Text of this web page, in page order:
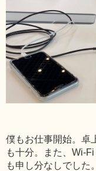
僕もお仕事開始。卓
も十分。また、Wi-
も申し分なしでした。